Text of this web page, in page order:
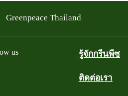
results
Greenpeace Thailand
us รู้จักกรีนพีซ
ติดต่อเรา